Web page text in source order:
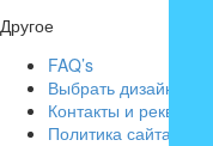
Другое
FAQ’s
Выбрать дизайн
Контакты и реквизиты
Политика сайта